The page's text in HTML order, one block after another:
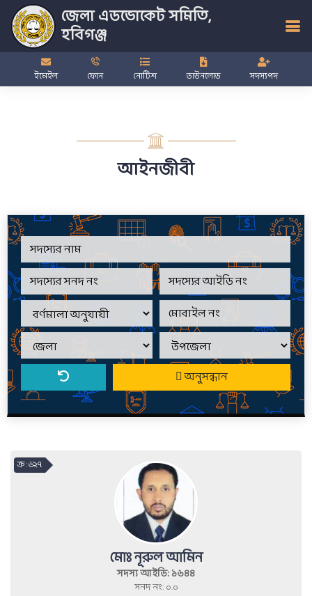
জেলা এডভোকেট সমিতি,
হবিগঞ্জ
ইমেইল ফোন নোটিশ ডাউনলোড সদস্যপদ
আইনজীবী
অনুসন্ধান
মোঃ নূরুল আমিন
সদস্য আইডি: ১৬৪৪
সনদ নং: ০.০
ক্র : ৬২৭